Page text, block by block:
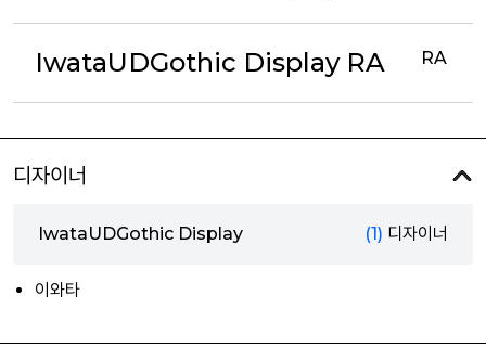
IwataUDGothic Display RA RA
디자이너
IwataUDGothic Display (1) 디자이너
이와타